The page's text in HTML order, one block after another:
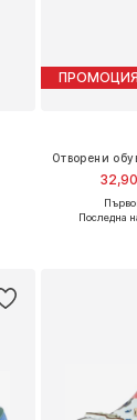
ПРОМОЦИЯ
Отворени
Последна